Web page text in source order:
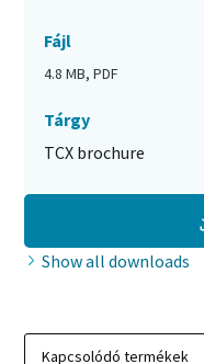
Fájl
4.8 MB, PDF
Tárgy
TCX brochure
Show all downloads